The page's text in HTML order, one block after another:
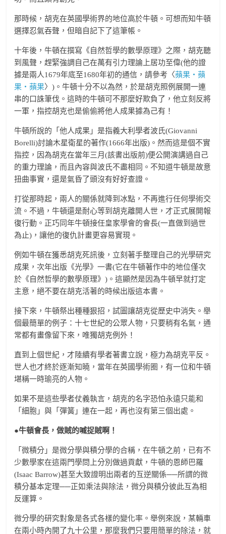
那時候，胡克在英國學術界的地位高於牛頓。可想而知牛頓
選擇忍氣吞聲，但暗自記下了這筆帳。
十年後，牛頓在撰寫《自然哲學的數學原理》之際，胡克聽
到風聲，趕緊強調自己在萬有引力理論上居功至偉(他的證
據是兩人1679年底至1680年初的通信，請參考〈蘋果‧蘋
果‧蘋果〉)。牛頓十分不以為然，於是胡克照例展開一連
串的口誅筆伐。這時的牛頓可不那麼好欺負了，他立刻反將
一軍，指控胡克也是偷偷將他人成果據為己有！
牛頓所說的「他人成果」是指義大利學者波氏(Giovanni
Borelli)討論木星衛星的著作(1666年出版)。然而這是個不實
指控，因為胡克在當年三月(該書出版前)便公開演講過自己
的重力理論，而且內容與波氏不盡相同。不知道牛頓是故意
扭曲事實，還是氣昏了頭沒有好好查證。
打從那時起，兩人的關係就降到冰點，不再進行任何學術交
流。不過，牛頓還是耐心等到胡克離開人世，才正式展開報
復行動。正巧同年牛頓接任皇家學會的會長(一直做到過世
為止)，讓他的復仇計畫更容易實現。
例如牛頓在獲悉胡克死訊後，立刻著手整理自己的光學研究
成果，次年出版《光學》一書(它在牛頓著作中的地位僅次
於《自然哲學的數學原理》)。這顯然是因為牛頓早就打定
主意，絕不要在胡克活著的時候出版這本書。
接下來，牛頓祭出種種狠招，試圖讓胡克從歷史中消失。舉
個最簡單的例子：十七世紀的公眾人物，只要稍有名氣，通
常都有畫像留下來，唯獨胡克例外！
直到上個世紀，才陸續有學者著書立說，極力為胡克平反。
世人也才終於逐漸知曉，當年在英國學術圈，有一位和牛頓
堪稱一時瑜亮的人物。
如果不是這些學者仗義執言，胡克的名字恐怕永遠只能和
「細胞」與「彈簧」連在一起，再也沒有第三個出處。
●牛頓會長，做賊的喊捉賊啊！
「微積分」是微分學與積分學的合稱，在牛頓之前，已有不
少數學家在這兩門學問上分別做過貢獻，牛頓的恩師巴羅
(Isaac Barrow)甚至大致證明出兩者的互逆關係──所謂的微
積分基本定理──正如乘法與除法，微分與積分彼此互為相
反運算。
微分學的研究對象是各式各樣的變化率。舉例來說，某輛車
在兩小時內開了九十公里，那麼我們只要用簡單的除法，就